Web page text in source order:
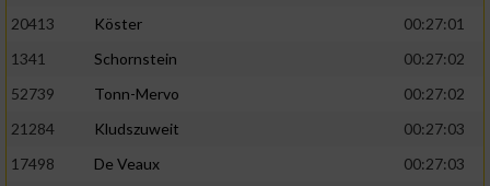
20413
Köster
00:27:01
1341
Schornstein
00:27:02
52739
Tonn-Mervo
00:27:02
21284
Kludszuweit
00:27:03
17498
De Veaux
00:27:03